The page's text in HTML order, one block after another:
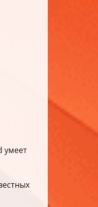
умеет